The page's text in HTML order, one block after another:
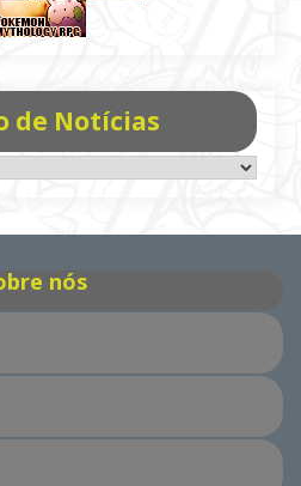
de Notícias
nós